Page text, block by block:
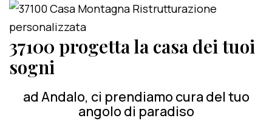
37100 progetta la casa dei tuoi
sogni
ad Andalo, ci prendiamo cura del tuo
angolo di paradiso